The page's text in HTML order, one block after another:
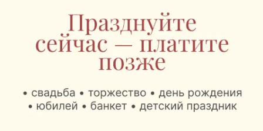
Супов в испанском меню также две вариации:
испанский с мидиями (интрига, там есть морской
черт) и острый сальморехо с хамоном.